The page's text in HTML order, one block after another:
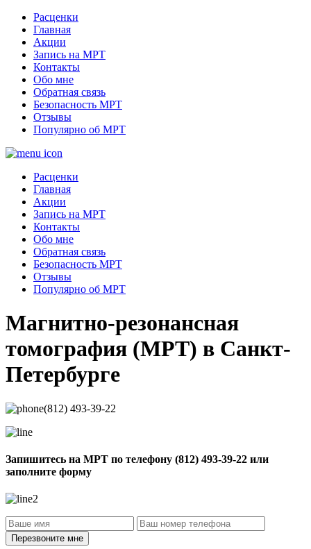
Расценки
Главная
Акции
Запись на МРТ
Контакты
Обо мне
Обратная связь
Безопасность МРТ
Отзывы
Популярно об МРТ
Расценки
Главная
Акции
Запись на МРТ
Контакты
Обо мне
Обратная связь
Безопасность МРТ
Отзывы
Популярно об МРТ
Магнитно-резонансная
томография (МРТ) в Санкт-
Петербурге
(812) 493-39-22
Запишитесь на МРТ по телефону (812) 493-39-22 или
заполните форму